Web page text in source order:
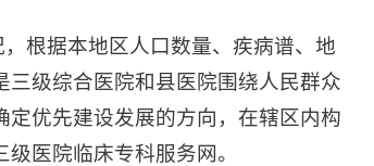
根据本地区人口数量、疾病谱、地
级综合医院和县医院围绕人民群众
优先建设发展的方向，在辖区内构
医院临床专科服务网。